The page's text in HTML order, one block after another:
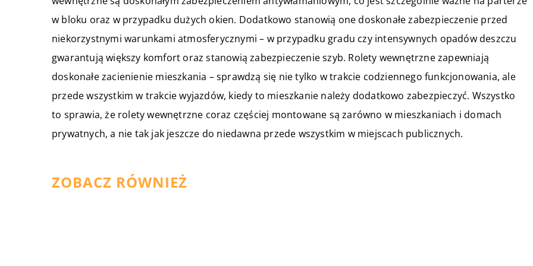
w bloku oraz w przypadku dużych okien. Dodatkowo stanowią one doskonałe zabezpieczenie przed
niekorzystnymi warunkami atmosferycznymi – w przypadku gradu czy intensywnych opadów deszczu
gwarantują większy komfort oraz stanowią zabezpieczenie szyb. Rolety wewnętrzne zapewniają
doskonałe zacienienie mieszkania – sprawdzą się nie tylko w trakcie codziennego funkcjonowania, ale
przede wszystkim w trakcie wyjazdów, kiedy to mieszkanie należy dodatkowo zabezpieczyć. Wszystko
to sprawia, że rolety wewnętrzne coraz częściej montowane są zarówno w mieszkaniach i domach
prywatnych, a nie tak jak jeszcze do niedawna przede wszystkim w miejscach publicznych.
ZOBACZ RÓWNIEŻ